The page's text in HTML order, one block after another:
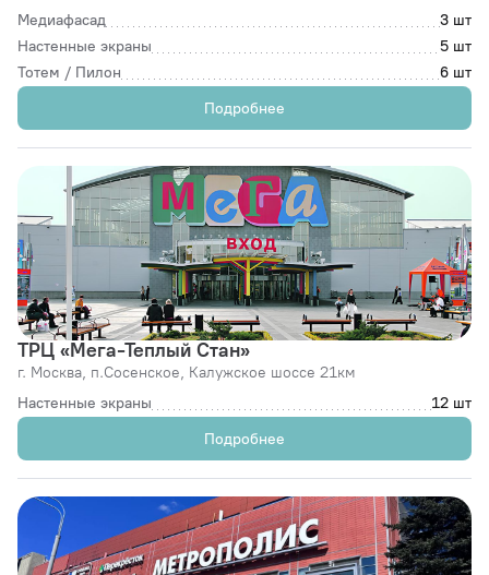
Медиафасад
3 шт
Настенные экраны
5 шт
Тотем / Пилон
6 шт
Подробнее
ТРЦ «Мега-Теплый Стан»
г. Москва, п.Сосенское, Калужское шоссе 21км
Настенные экраны
12 шт
Подробнее